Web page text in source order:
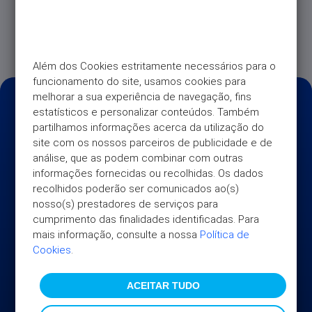
Além dos Cookies estritamente necessários para o
funcionamento do site, usamos cookies para
melhorar a sua experiência de navegação, fins
estatísticos e personalizar conteúdos. Também
partilhamos informações acerca da utilização do
site com os nossos parceiros de publicidade e de
análise, que as podem combinar com outras
informações fornecidas ou recolhidas. Os dados
recolhidos poderão ser comunicados ao(s)
nosso(s) prestadores de serviços para
cumprimento das finalidades identificadas. Para
mais informação, consulte a nossa Política de
Cookies.
ACEITAR TUDO
UNIVERSO